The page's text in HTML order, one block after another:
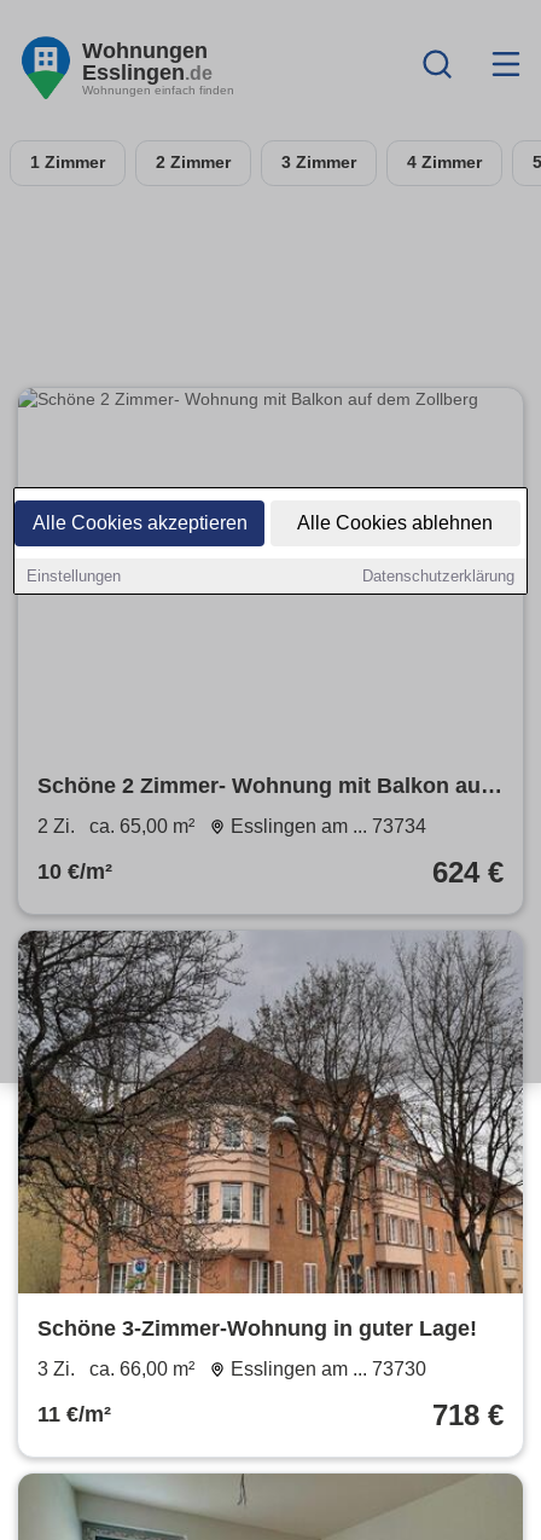
Alle Cookies akzeptieren Alle Cookies ablehnen
Einstellungen Datenschutzerklärung
Wohnungen
Esslingen.de
Wohnungen einfach finden
1 Zimmer 2 Zimmer 3 Zimmer 4 Zimmer
Schöne 2 Zimmer- Wohnung mit Balkon auf
dem Zollberg
2 Zi. ca. 65,00 m² Esslingen am ... 73734
10 €/m² 624 €
Schöne 3-Zimmer-Wohnung in guter Lage!
3 Zi. ca. 66,00 m² Esslingen am ... 73730
11 €/m² 718 €